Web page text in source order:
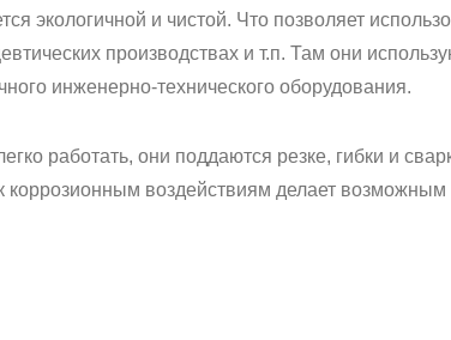
экологичной и чистой. Что позволяет
производствах и т.п. Там они
инженерно-технического оборудования.
работать, они поддаются резке, гибки и
коррозионным воздействиям делает